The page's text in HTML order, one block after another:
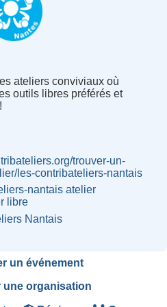
ateliers conviviaux où
outils libres préférés et
trouver-un-
les-contribateliers-nantais
nantais atelier
libre
Nantais
un événement
une organisation